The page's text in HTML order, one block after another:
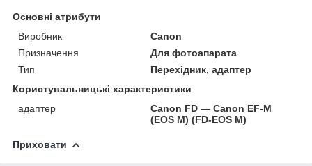
Основні атрибути
Виробник
Canon
Призначення
Для фотоапарата
Тип
Перехідник, адаптер
Користувальницькі характеристики
адаптер
Canon FD ― Canon EF-M
(EOS M) (FD-EOS M)
Приховати